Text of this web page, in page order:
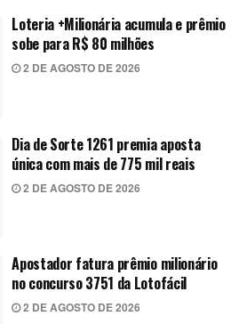
Loteria +Milionária acumula e prêmio
sobe para R$ 80 milhões
2 DE AGOSTO DE 2026
Dia de Sorte 1261 premia aposta
única com mais de 775 mil reais
2 DE AGOSTO DE 2026
Apostador fatura prêmio milionário
no concurso 3751 da Lotofácil
2 DE AGOSTO DE 2026